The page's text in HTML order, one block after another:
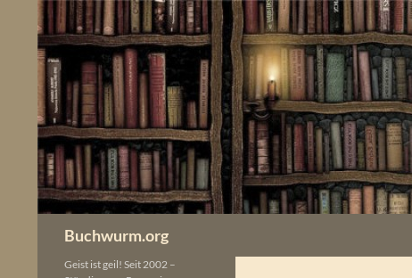
springen
Buchwurm.org
Geist ist geil! Seit 2002 –